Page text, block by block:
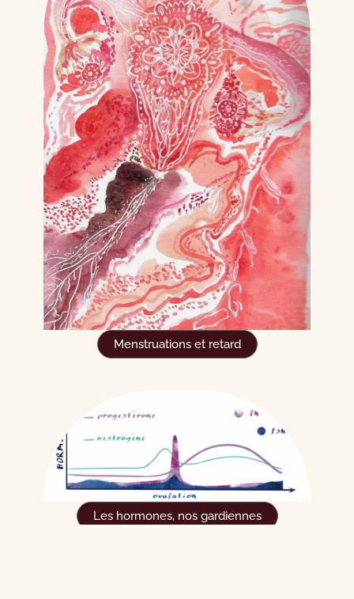
Menstruations et retard
Les hormones, nos gardiennes